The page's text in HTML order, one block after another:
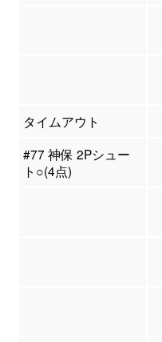
タイムアウト
#77 神保 2Pシュー
ト○(4点)